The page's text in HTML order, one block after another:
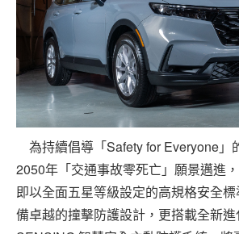
為持續倡導「Safety for Everyone」
2050年「交通事故零死亡」願景邁進
即以全面五星等級設定的高規格安全
備卓越的撞擊防護設計，更搭載全新